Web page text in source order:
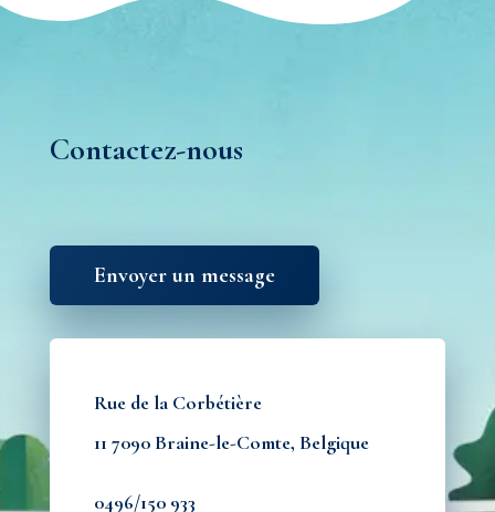
Contactez-nous
Envoyer un message
Rue de la Corbétière
11 7090 Braine-le-Comte, Belgique
0496/150 933